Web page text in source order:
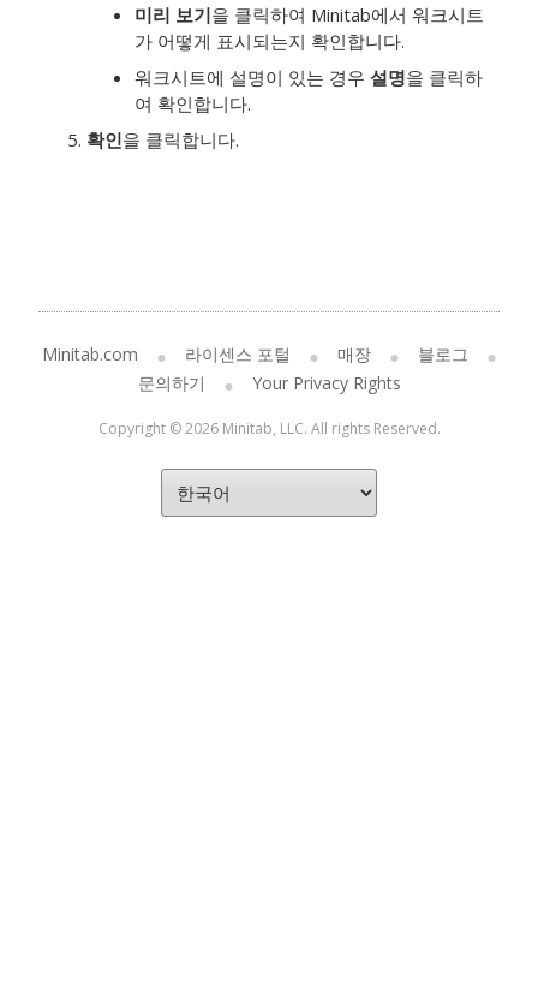
미리 보기을 클릭하여 Minitab에서 워크시트
가 어떻게 표시되는지 확인합니다.
워크시트에 설명이 있는 경우 설명을 클릭하
여 확인합니다.
확인을 클릭합니다.
Minitab.com 라이센스 포털 매장
블로그
문의하기
Your Privacy Rights
Copyright © 2026 Minitab, LLC. All rights Reserved.